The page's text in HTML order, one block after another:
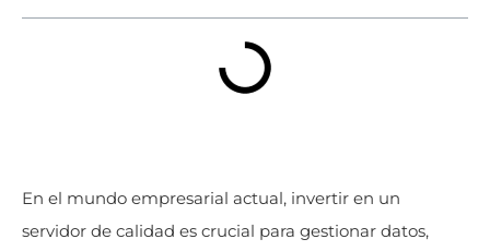
En el mundo empresarial actual, invertir en un
servidor de calidad es crucial para gestionar datos,